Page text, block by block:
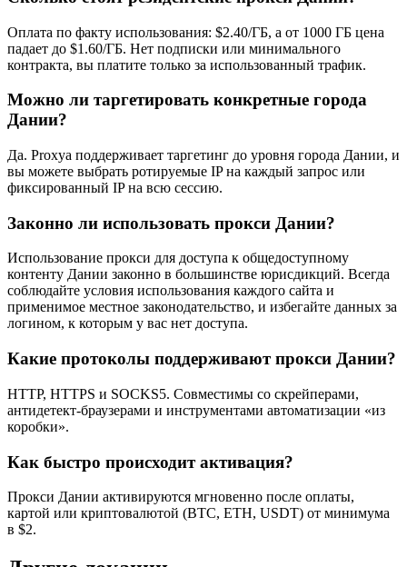
Оплата по факту использования: $2.40/ГБ, а от 1000 ГБ цена
падает до $1.60/ГБ. Нет подписки или минимального
контракта, вы платите только за использованный трафик.
Можно ли таргетировать конкретные города
Дании?
Да. Proxya поддерживает таргетинг до уровня города Дании, и
вы можете выбрать ротируемые IP на каждый запрос или
фиксированный IP на всю сессию.
Законно ли использовать прокси Дании?
Использование прокси для доступа к общедоступному
контенту Дании законно в большинстве юрисдикций. Всегда
соблюдайте условия использования каждого сайта и
применимое местное законодательство, и избегайте данных за
логином, к которым у вас нет доступа.
Какие протоколы поддерживают прокси Дании?
HTTP, HTTPS и SOCKS5. Совместимы со скрейперами,
антидетект-браузерами и инструментами автоматизации «из
коробки».
Как быстро происходит активация?
Прокси Дании активируются мгновенно после оплаты,
картой или криптовалютой (BTC, ETH, USDT) от минимума
в $2.